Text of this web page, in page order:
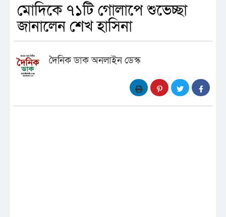
মোদিকে ৭১টি গোলাপে শুভেচ্ছা
জানালেন শেখ হাসিনা
দৈনিক ডাক অনলাইন ডেস্ক